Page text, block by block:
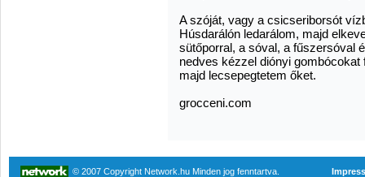
A szóját, vagy a csicseriborsót
Húsdarálón ledarálom, majd
sütőporral, a sóval, a fűszersóval
nedves kézzel diónyi
majd lecsepegtetem őket.
grocceni.com
© 2007 Copyright Network.hu Minden jog fenntartva.